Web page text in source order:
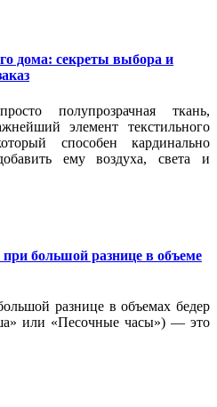
дома: секреты выбора и
полупрозрачная ткань,
элемент текстильного
способен кардинально
ему воздуха, света и
большой разнице в объеме
разнице в объемах бедер
или «Песочные часы») — это